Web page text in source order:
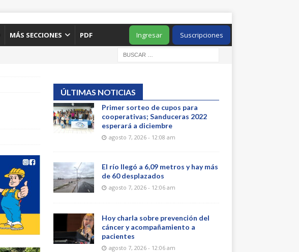
MÁS SECCIONES PDF Suscripciones
Ingresar
ÚLTIMAS NOTICIAS
Primer sorteo de cupos para
cooperativas; Sanduceras 2022
esperará a diciembre
agosto 7, 2026 - 12:08 am
El río llegó a 6,09 metros y hay más
de 60 desplazados
agosto 7, 2026 - 12:06 am
Hoy charla sobre prevención del
cáncer y acompañamiento a
pacientes
agosto 7, 2026 - 12:06 am